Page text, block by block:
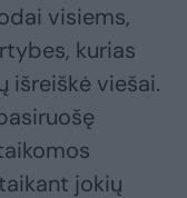
visiems,
kurias
išreiškė viešai.
jokių